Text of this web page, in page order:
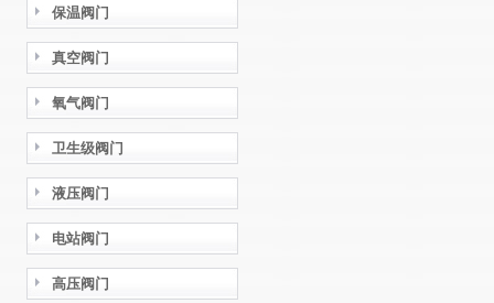
保温阀门
真空阀门
氧气阀门
卫生级阀门
液压阀门
电站阀门
高压阀门